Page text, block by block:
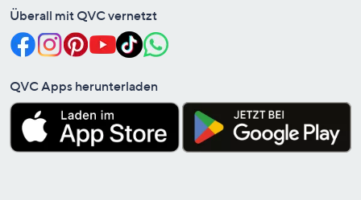
Überall mit QVC vernetzt
QVC Apps herunterladen